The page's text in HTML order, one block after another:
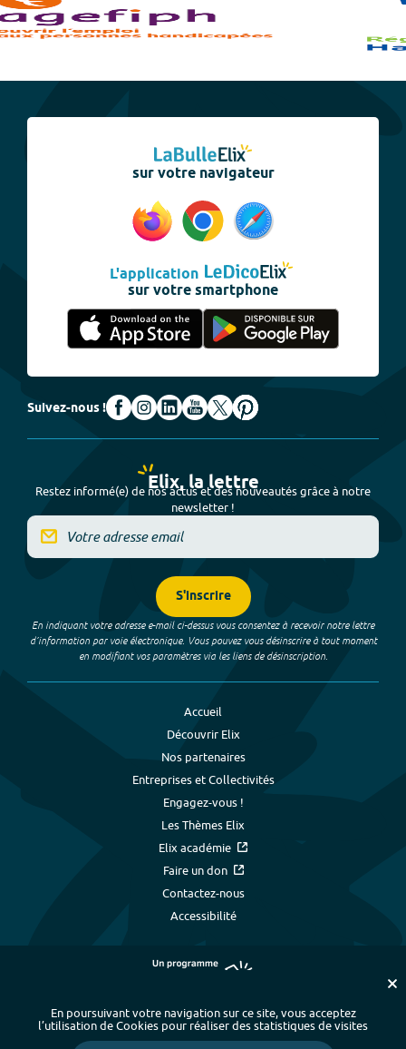
sur votre navigateur
L'application
sur votre smartphone
Suivez-nous !
Elix, la lettre
Restez informé(e) de nos actus et des nouveautés grâce à notre
newsletter !
S'inscrire
En indiquant votre adresse e-mail ci-dessus vous consentez à recevoir notre lettre
d’information par voie électronique. Vous pouvez vous désinscrire à tout moment
en modifiant vos paramètres via les liens de désinscription.
Accueil
Découvrir Elix
Nos partenaires
Entreprises et Collectivités
Engagez-vous !
Les Thèmes Elix
Elix académie
Faire un don
Contactez-nous
Accessibilité
Plan du site - Index alphabétique -
En poursuivant votre navigation sur ce site, vous acceptez
l’utilisation de Cookies pour réaliser des statistiques de visites